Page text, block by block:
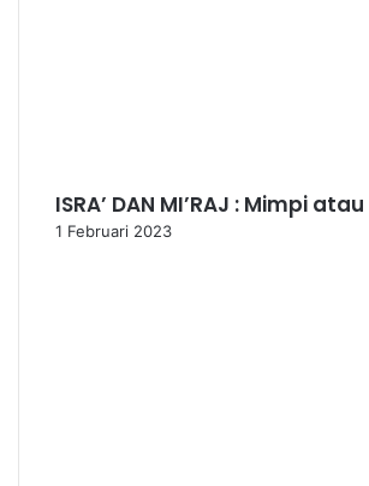
ISRA’ DAN MI’RAJ : Mimpi
1 Februari 2023